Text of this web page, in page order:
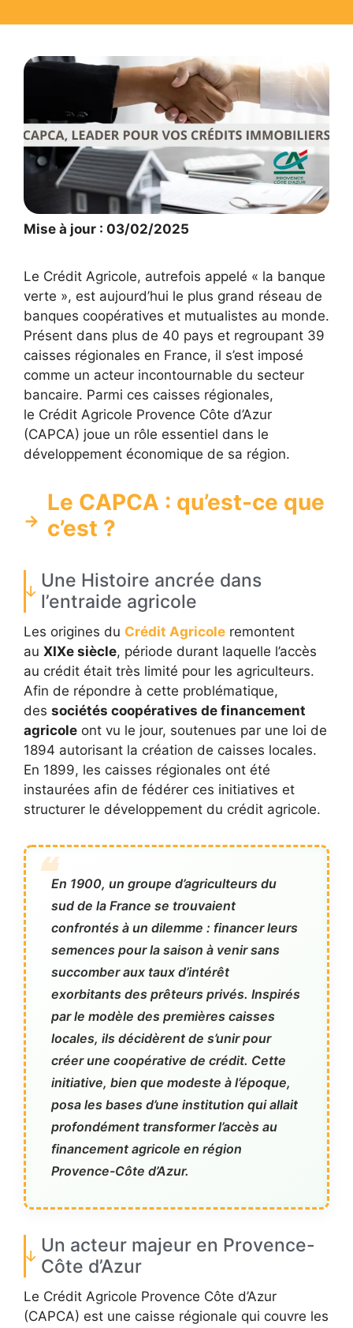
Mise à jour : 03/02/2025
Le Crédit Agricole, autrefois appelé « la banque
verte », est aujourd’hui le plus grand réseau de
banques coopératives et mutualistes au monde.
Présent dans plus de 40 pays et regroupant 39
caisses régionales en France, il s’est imposé
comme un acteur incontournable du secteur
bancaire. Parmi ces caisses régionales,
le Crédit Agricole Provence Côte d’Azur
(CAPCA) joue un rôle essentiel dans le
développement économique de sa région.
Le CAPCA : qu’est-ce que
c’est ?
Une Histoire ancrée dans
l’entraide agricole
Les origines du Crédit Agricole remontent
au XIXe siècle, période durant laquelle l’accès
au crédit était très limité pour les agriculteurs.
Afin de répondre à cette problématique,
des sociétés coopératives de financement
agricole ont vu le jour, soutenues par une loi de
1894 autorisant la création de caisses locales.
En 1899, les caisses régionales ont été
instaurées afin de fédérer ces initiatives et
structurer le développement du crédit agricole.
En 1900, un groupe d’agriculteurs du
sud de la France se trouvaient
confrontés à un dilemme : financer leurs
semences pour la saison à venir sans
succomber aux taux d’intérêt
exorbitants des prêteurs privés. Inspirés
par le modèle des premières caisses
locales, ils décidèrent de s’unir pour
créer une coopérative de crédit. Cette
initiative, bien que modeste à l’époque,
posa les bases d’une institution qui allait
profondément transformer l’accès au
financement agricole en région
Provence-Côte d’Azur.
Un acteur majeur en Provence-
Côte d’Azur
Le Crédit Agricole Provence Côte d’Azur
(CAPCA) est une caisse régionale qui couvre les